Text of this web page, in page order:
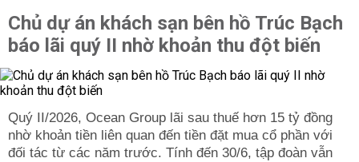
Chủ dự án khách sạn bên hồ Trúc Bạch
báo lãi quý II nhờ khoản thu đột biến
Quý II/2026, Ocean Group lãi sau thuế hơn 15 tỷ đồng
nhờ khoản tiền liên quan đến tiền đặt mua cổ phần với
đối tác từ các năm trước. Tính đến 30/6, tập đoàn vẫn